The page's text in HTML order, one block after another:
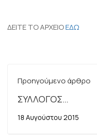
ΔΕΙΤΕ ΤΟ ΑΡΧΕΙΟΕΔΩ
Προηγούμενο άρθρο
ΣΥΛΛΟΓΟΣ
ΕΡΓ.ΣΤΙΣ ΔΟΥ
18 Αυγούστου 2015